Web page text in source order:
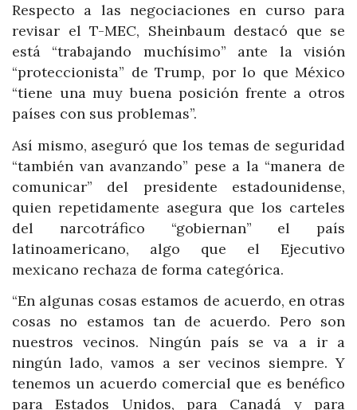
Respecto a las negociaciones en curso para
revisar el T-MEC, Sheinbaum destacó que se
está “trabajando muchísimo” ante la visión
“proteccionista” de Trump, por lo que México
“tiene una muy buena posición frente a otros
países con sus problemas”.
Así mismo, aseguró que los temas de seguridad
“también van avanzando” pese a la “manera de
comunicar” del presidente estadounidense,
quien repetidamente asegura que los carteles
del narcotráfico “gobiernan” el país
latinoamericano, algo que el Ejecutivo
mexicano rechaza de forma categórica.
“En algunas cosas estamos de acuerdo, en otras
cosas no estamos tan de acuerdo. Pero son
nuestros vecinos. Ningún país se va a ir a
ningún lado, vamos a ser vecinos siempre. Y
tenemos un acuerdo comercial que es benéfico
para Estados Unidos, para Canadá y para